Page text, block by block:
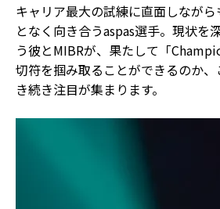
キャリア最大の試練に直面しなが
となく向き合うaspas選手。現状を
う彼とMIBRが、果たして「
切符を掴み取ることができるのか
き続き注目が集まります。